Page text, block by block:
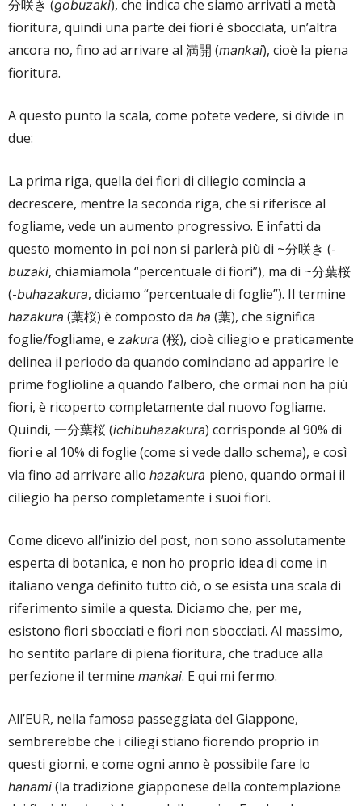
分咲き (gobuzaki), che indica che siamo arrivati a metà
fioritura, quindi una parte dei fiori è sbocciata, un’altra
ancora no, fino ad arrivare al 満開 (mankai), cioè la piena
fioritura.
A questo punto la scala, come potete vedere, si divide in
due:
La prima riga, quella dei fiori di ciliegio comincia a
decrescere, mentre la seconda riga, che si riferisce al
fogliame, vede un aumento progressivo. E infatti da
questo momento in poi non si parlerà più di ~分咲き (-
buzaki, chiamiamola “percentuale di fiori”), ma di ~分葉桜
(-buhazakura, diciamo “percentuale di foglie”). Il termine
hazakura (葉桜) è composto da ha (葉), che significa
foglie/fogliame, e zakura (桜), cioè ciliegio e praticamente
delinea il periodo da quando cominciano ad apparire le
prime foglioline a quando l’albero, che ormai non ha più
fiori, è ricoperto completamente dal nuovo fogliame.
Quindi, 一分葉桜 (ichibuhazakura) corrisponde al 90% di
fiori e al 10% di foglie (come si vede dallo schema), e così
via fino ad arrivare allo hazakura pieno, quando ormai il
ciliegio ha perso completamente i suoi fiori.
Come dicevo all’inizio del post, non sono assolutamente
esperta di botanica, e non ho proprio idea di come in
italiano venga definito tutto ciò, o se esista una scala di
riferimento simile a questa. Diciamo che, per me,
esistono fiori sbocciati e fiori non sbocciati. Al massimo,
ho sentito parlare di piena fioritura, che traduce alla
perfezione il termine mankai. E qui mi fermo.
All’EUR, nella famosa passeggiata del Giappone,
sembrerebbe che i ciliegi stiano fiorendo proprio in
questi giorni, e come ogni anno è possibile fare lo
hanami (la tradizione giapponese della contemplazione